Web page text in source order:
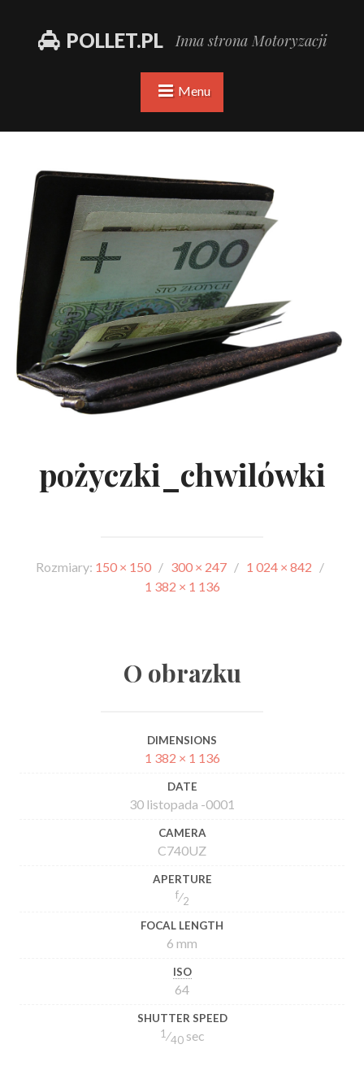
POLLET.PL Inna strona Motoryzacji
Menu
pożyczki_chwilówki
Rozmiary: 150 × 150 / 300 × 247 / 1 024 × 842 /
1 382 × 1 136
O obrazku
DIMENSIONS
1 382 × 1 136
DATE
30 listopada -0001
CAMERA
C740UZ
APERTURE
f⁄2
FOCAL LENGTH
6 mm
ISO
64
SHUTTER SPEED
1⁄40sec